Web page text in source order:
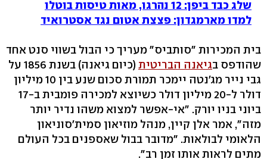
שלג כבד ביפן: 12 נהרגו, מאות טיסות בוטלו
למדו מארמגדון: פצצת אטום נגד אסטרואיד
בית המכירות "סותביס" מעריך כי הבול בשווי סנט אחד
שהודפס בגיאנה הבריטית
(כיום גיאנה) בשנת 1856 על
גבי נייר מג'נטה יימכר תמורת סכום שנע בין 10 מיליון
דולר ל-20 מיליון דולר כשיוצא למכירה פומבית ב-17
ביוני בניו יורק. "אי-אפשר למצוא משהו נדיר יותר
מזה", אמר אלן קיין, מנהל מוזיאון סמית'סוניאון
הלאומי לבולאות. "מדובר בבול שאספנים בכל העולם
מתים לראות אותו זמן רב".